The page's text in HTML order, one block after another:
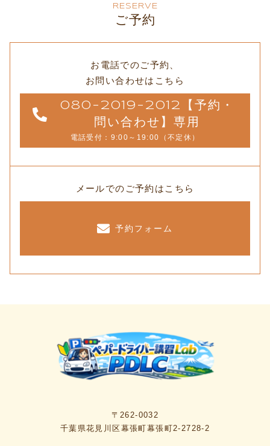
RESERVE
ご予約
お電話でのご予約、
お問い合わせはこちら
080-2019-2012【予約・
問い合わせ】専用
電話受付：9:00～19:00（不定休）
メールでのご予約はこちら
予約フォーム
〒262-0032
千葉県花見川区幕張町幕張町2-2728-2